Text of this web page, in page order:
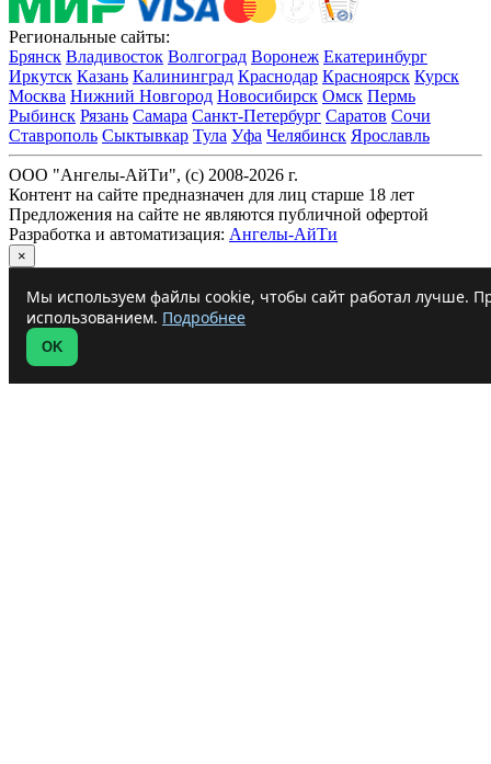
Региональные сайты:
Брянск Владивосток Волгоград Воронеж Екатеринбург
Иркутск Казань Калининград Краснодар Красноярск Курск
Москва Нижний Новгород Новосибирск Омск Пермь
Рыбинск Рязань Самара Санкт-Петербург Саратов Сочи
Ставрополь Сыктывкар Тула Уфа Челябинск Ярославль
ООО "Ангелы-АйТи", (c) 2008-2026 г.
Контент на сайте предназначен для лиц старше 18 лет
Предложения на сайте не являются публичной офертой
Разработка и автоматизация: Ангелы-АйТи
×
Мы используем файлы cookie, чтобы сайт работал лучше.
использованием. Подробнее
OK